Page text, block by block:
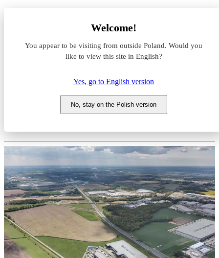
Welcome!
You appear to be visiting from outside Poland. Would you
like to view this site in English?
Yes, go to English version
No, stay on the Polish version
Kórnik
Panattoni Park Poznań X
Magazyn do wynajęcia
Panattoni Park Poznań X